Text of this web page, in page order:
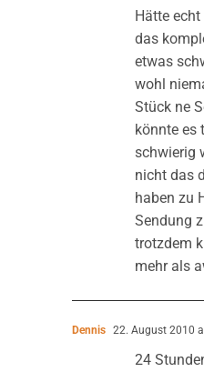
Hätte
das
etwas
wohl
Stück ne
könnte es
schwierig
nicht das
haben zu
Sendung
trotzdem
mehr als
Dennis 22. August 2010
24